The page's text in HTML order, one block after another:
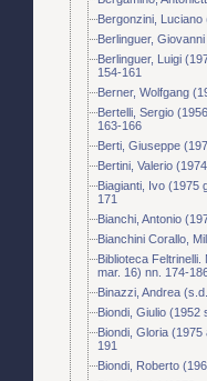
Bergonzini,
Berlinguer,
Berlinguer, Luigi
154-161
Berner, Wolfgang
Bertelli, Sergio
163-166
Berti, Giuseppe
Bertini, Valerio
Biagianti, Ivo (1975
171
Bianchi, Antonio
Bianchini Corallo,
Biblioteca
mar. 16) nn. 174-
Binazzi, Andrea
Biondi, Giulio (1952
Biondi, Gloria
191
Biondi, Roberto